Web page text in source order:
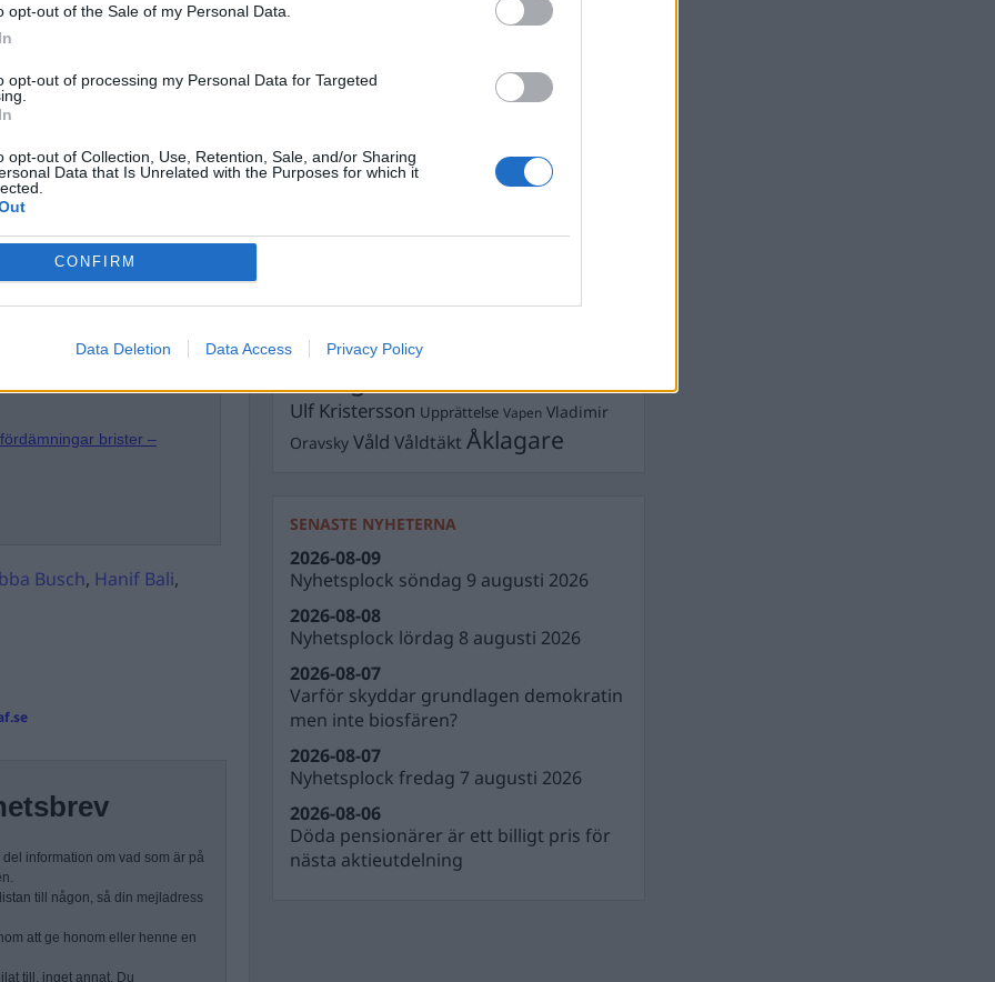
opt-out of the Sale of my Personal Data.
opt-out of processing my Personal Data for Targeted
opt-out of Collection, Use, Retention, Sale, and/or Sharing
Data that Is Unrelated with the Purposes for which it
CONFIRM
Data Deletion Data Access Privacy Policy
Han
Oblomov. Andreas har
opinionsbildare vid
brister –
Busch, Hanif Bali,
information om vad som är på
till någon, så din mejladress
att ge honom eller henne en
till, inget annat. Du
Dick Sundevall
Fängelse Grov misshandel
Kriminalvården
Lagar Michael Pålsson
Poliser Ricard A R Nilsson
Rättssäkerhet
Ulf Kristersson Upprättelse Vapen Vladimir
Oravsky Våld Våldtäkt Åklagare
SENASTE NYHETERNA
Nyhetsplock söndag 9 augusti 2026
2026-08-09
Nyhetsplock lördag 8 augusti 2026
2026-08-08
Varför skyddar grundlagen demokratin
men inte biosfären?
2026-08-07
Nyhetsplock fredag 7 augusti 2026
2026-08-07
Döda pensionärer är ett billigt pris för
nästa aktieutdelning
2026-08-06